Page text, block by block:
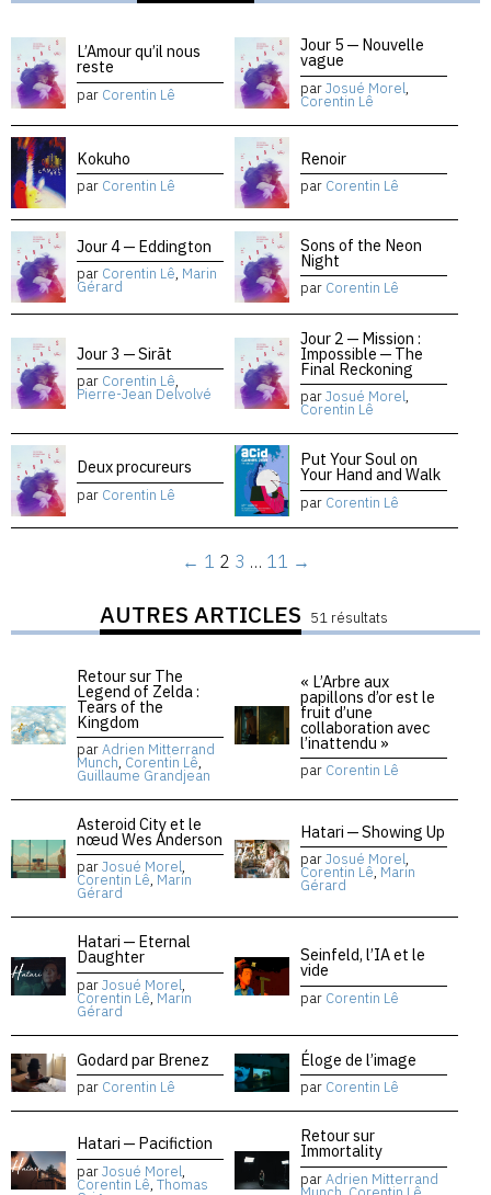
L’Amour qu’il nous
reste
par Corentin Lê
Jour 5 — Nouvelle
vague
parJosué Morel,
Corentin Lê
Kokuho
par Corentin Lê
Renoir
par Corentin Lê
Jour 4 — Eddington
par Corentin Lê, Marin
Gérard
Sons of the Neon
Night
par Corentin Lê
Jour 3 — Sirāt
par Corentin Lê,
Pierre-Jean Delvolvé
Jour 2 — Mission :
Impossible — The
Final Reckoning
parJosué Morel,
Corentin Lê
Deux procureurs
par Corentin Lê
Put Your Soul on
Your Hand and Walk
par Corentin Lê
← 1 2 3 … 11 →
AUTRES ARTICLES 51 résultats
Retour sur The
Legend of Zelda :
Tears of the
Kingdom
parAdrien Mitterrand
Munch, Corentin Lê,
Guillaume Grandjean
« L’Arbre aux
papillons d’or est le
fruit d’une
collaboration avec
l’inattendu »
par Corentin Lê
Asteroid City et le
nœud Wes Anderson
parJosué Morel,
Corentin Lê, Marin
Gérard
Hatari — Showing Up
parJosué Morel,
Corentin Lê, Marin
Gérard
Hatari — Eternal
Daughter
parJosué Morel,
Corentin Lê, Marin
Gérard
Seinfeld, l’IA et le
vide
par Corentin Lê
Godard par Brenez
par Corentin Lê
Éloge de l’image
par Corentin Lê
Hatari — Pacifiction
parJosué Morel,
Corentin Lê, Thomas
Retour sur
Immortality
parAdrien Mitterrand